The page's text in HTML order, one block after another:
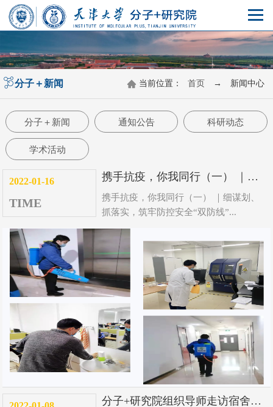
分子＋新闻 当前位置： 首页 → 新闻中心
分子＋新闻 通知公告 科研动态
学术活动
2022-01-16
TIME
携手抗疫，你我同行（一） ｜细谋划、抓落实，筑牢防控安全“双防线”
携手抗疫，你我同行（一） ｜细谋划、
抓落实，筑牢防控安全“双防线”...
分子+研究院组织导师走访宿舍，关心学生生活、关爱学生成长